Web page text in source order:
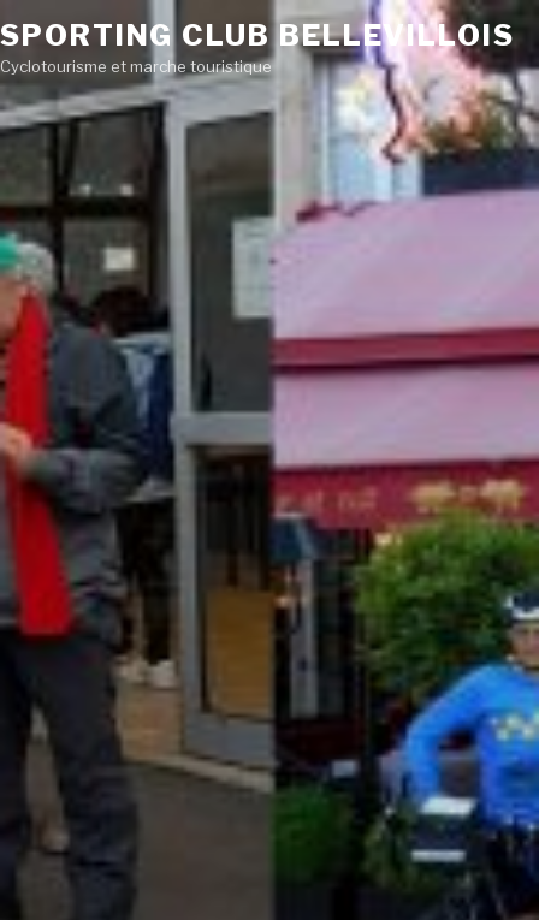
SPORTING CLUB BELLEVILLOIS
Cyclotourisme et marche touristique